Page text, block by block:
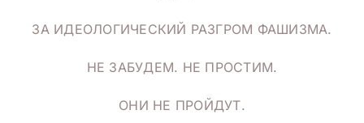
ЗА ИДЕОЛОГИЧЕСКИЙ РАЗГРОМ ФАШИЗМА.
НЕ ЗАБУДЕМ. НЕ ПРОСТИМ.
ОНИ НЕ ПРОЙДУТ.